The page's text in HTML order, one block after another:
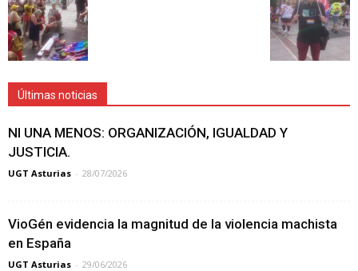
Últimas noticias
NI UNA MENOS: ORGANIZACIÓN, IGUALDAD Y
JUSTICIA.
UGT Asturias - 28/07/2026
VioGén evidencia la magnitud de la violencia machista
en España
UGT Asturias - 29/06/2026